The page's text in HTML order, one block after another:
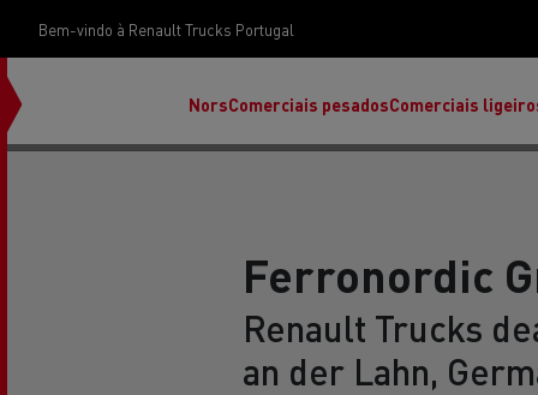
Bem-vindo à Renault Trucks Portugal
NorsComerciais pesadosComerciais
Ferronordic
Renault Trucks
an der Lahn,